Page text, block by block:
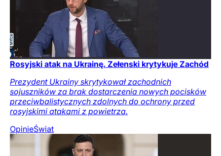
Rosyjski atak na Ukrainę. Zełenski krytykuje Zachód
Prezydent Ukrainy skrytykował zachodnich
sojuszników za brak dostarczenia nowych pocisków
przeciwbalistycznych zdolnych do ochrony przed
rosyjskimi atakami z powietrza.
OpinieŚwiat